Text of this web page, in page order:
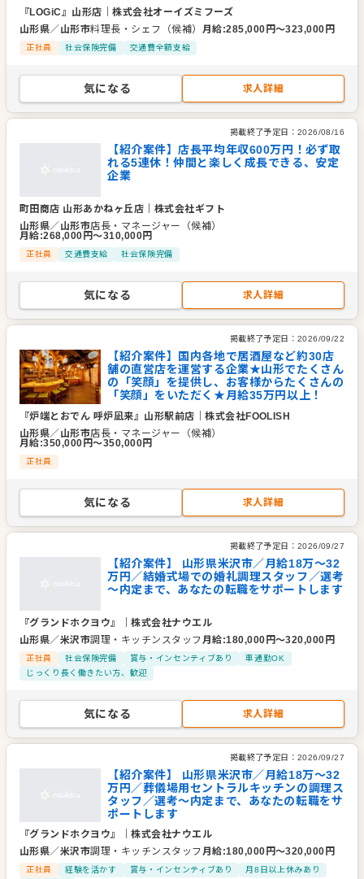
『LOGiC』山形店 ｜株式会社オーイズミフーズ
山形県／山形市料理長・シェフ（候補） 月給:285,000 円〜323,000 円
正社員 社会保険完備 交通費全額支給
気になる 求人詳細
掲載終了予定日： 2026/08/16
【紹介案件】店長平均年収600万円！必ず取
れる5連休！仲間と楽しく成長できる、安定
企業
町田商店 山形あかねヶ丘店
株式会社ギフト
山形県／ 山形市店長・マネージャー（候補）
月給:268,000 円〜310,000円
正社員 交通費支給 社会保険完備
気になる 求人詳細
掲載終了予定日： 2026/09/22
【紹介案件】国内各地で居酒屋など約30店
舗の直営店を運営する企業★山形でたくさん
の「笑顔」を提供し、お客様からたくさんの
「笑顔」をいただく★月給35万円以上！
『炉端とおでん 呼炉凪来』山形駅前店 ｜株式会社FOOLISH
山形県／山形市店長・マネージャー（候補）
月給:350,000 円〜350,000円
正社員
気になる 求人詳細
掲載終了予定日： 2026/09/27
【紹介案件】 山形県米沢市／月給18万～32
万円／結婚式場での婚礼調理スタッフ／選考
～内定まで、あなたの転職をサポートします
『グランドホクヨウ』 ｜株式会社ナウエル
山形県／米沢市調理・キッチンスタッフ月給:180,000 円〜320,000 円
正社員 社会保険完備 賞与・インセンティブあり
車通勤OK
じっくり長く働きたい方、歓迎
気になる 求人詳細
掲載終了予定日： 2026/09/27
【紹介案件】 山形県米沢市／月給18万～32
万円／葬儀場用セントラルキッチンの調理ス
タッフ／選考～内定まで、あなたの転職をサ
ポートします
『グランドホクヨウ』 ｜株式会社ナウエル
山形県／米沢市調理・キッチンスタッフ月給:180,000 円〜320,000 円
正社員 経験を活かす 賞与・インセンティブあり
月8日以上休みあり